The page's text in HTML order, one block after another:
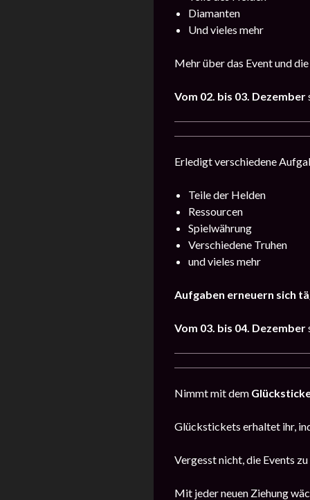
Diamanten
Und vieles mehr
Mehr über das Event und
Vom 02. bis 03. Dezember
Erledigt verschiedene
Teile der Helden
Ressourcen
Spielwährung
Verschiedene Truhen
und vieles mehr
Aufgaben erneuern sich
Vom 03. bis 04. Dezember
Nimmt mit dem
Glückstickets erhaltet ihr,
Vergesst nicht, die Events
Mit jeder neuen Ziehung